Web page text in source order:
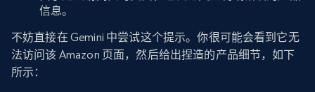
信息。
不妨直接在 Gemini 中尝试这个提示。你很可能会看到它无
法访问该 Amazon 页面，然后给出捏造的产品细节，如下
所示：